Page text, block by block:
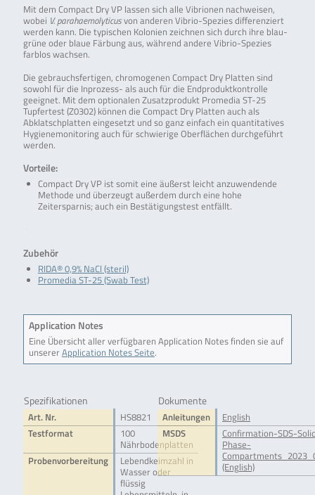
Mit dem Compact Dry VP lassen sich alle Vibrionen nachweisen,
wobei V. parahaemolyticusvon anderen Vibrio-Spezies differenziert
werden kann. Die typischen Kolonien zeichnen sich durch ihre blau-
grüne oder blaue Färbung aus, während andere Vibrio-Spezies
farblos wachsen.
Die gebrauchsfertigen, chromogenen Compact Dry Platten sind
sowohl für die Inprozess- als auch für die Endproduktkontrolle
geeignet. Mit dem optionalen Zusatzprodukt Promedia ST-25
Tupfertest (Z0302) können die Compact Dry Platten auch als
Abklatschplatten eingesetzt und so ganz einfach ein quantitatives
Hygienemonitoring auch für schwierige Oberflächen durchgeführt
werden.
Vorteile:
Compact Dry VP ist somit eine äußerst leicht anzuwendende
Methode und überzeugt außerdem durch eine hohe
Zeitersparnis; auch ein Bestätigungstest entfällt.
Zubehör
RIDA® 0,9% NaCl (steril)
Promedia ST-25 (Swab Test)
Application Notes
Eine Übersicht aller verfügbaren Application Notes finden sie auf
unsererApplication Notes Seite.
Spezifikationen
Art. Nr.
HS8821
Testformat
100
Nährbodenplatten
Probenvorbereitung
Lebendkeimzahl in
Wasser oder
flüssig
Dokumente
Anleitungen
English
MSDS
Confirmation-SDS-
Phase-
(English)